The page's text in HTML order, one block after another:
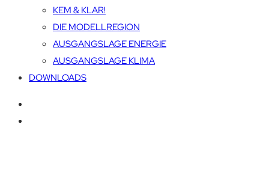
KEM & KLAR!
DIE MODELLREGION
AUSGANGSLAGE ENERGIE
AUSGANGSLAGE KLIMA
DOWNLOADS